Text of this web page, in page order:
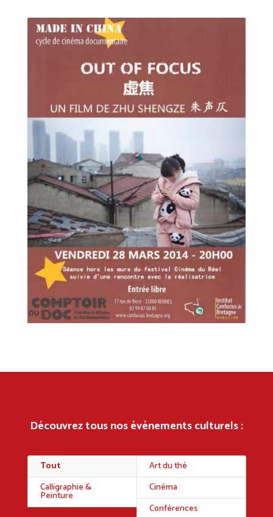
Découvrez tous nos événements culturels :
Tout
Art du thé
Calligraphie &
Peinture
Cinéma
Conférences